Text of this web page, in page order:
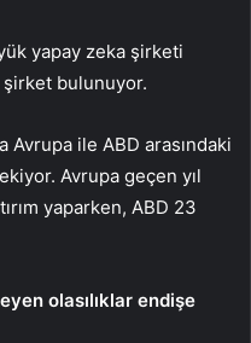
yapay zeka şirketi
şirket bulunuyor.
Avrupa ile ABD arasındaki
Avrupa geçen yıl
yaparken, ABD 23
olasılıklar endişe